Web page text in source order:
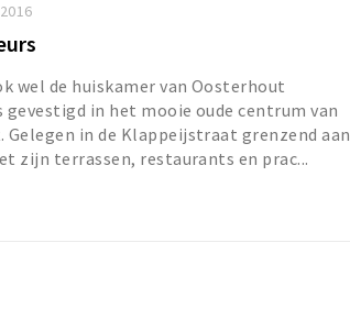
wel de huiskamer van Oosterhout
gevestigd in het mooie oude centrum van
Gelegen in de Klappeijstraat grenzend aan
zijn terrassen, restaurants en prac...